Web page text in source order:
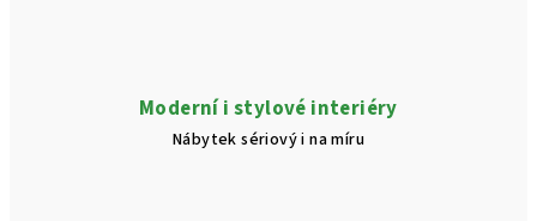
Moderní i stylové interiéry
Nábytek sériový i na míru